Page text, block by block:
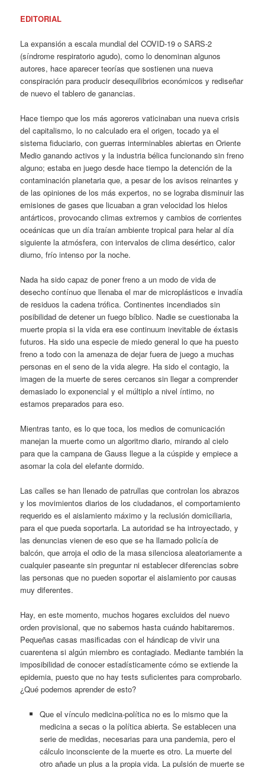
EDITORIAL
La expansión a escala mundial del COVID-19 o SARS-2
(síndrome respiratorio agudo), como lo denominan algunos
autores, hace aparecer teorías que sostienen una nueva
conspiración para producir desequilibrios económicos y rediseñar
de nuevo el tablero de ganancias.
Hace tiempo que los más agoreros vaticinaban una nueva crisis
del capitalismo, lo no calculado era el origen, tocado ya el
sistema fiduciario, con guerras interminables abiertas en Oriente
Medio ganando activos y la industria bélica funcionando sin freno
alguno; estaba en juego desde hace tiempo la detención de la
contaminación planetaria que, a pesar de los avisos reinantes y
de las opiniones de los más expertos, no se lograba disminuir las
emisiones de gases que licuaban a gran velocidad los hielos
antárticos, provocando climas extremos y cambios de corrientes
oceánicas que un día traían ambiente tropical para helar al día
siguiente la atmósfera, con intervalos de clima desértico, calor
diurno, frío intenso por la noche.
Nada ha sido capaz de poner freno a un modo de vida de
desecho contínuo que llenaba el mar de microplásticos e invadía
de residuos la cadena trófica. Continentes incendiados sin
posibilidad de detener un fuego bíblico. Nadie se cuestionaba la
muerte propia si la vida era ese continuum inevitable de éxtasis
futuros. Ha sido una especie de miedo general lo que ha puesto
freno a todo con la amenaza de dejar fuera de juego a muchas
personas en el seno de la vida alegre. Ha sido el contagio, la
imagen de la muerte de seres cercanos sin llegar a comprender
demasiado lo exponencial y el múltiplo a nivel íntimo, no
estamos preparados para eso.
Mientras tanto, es lo que toca, los medios de comunicación
manejan la muerte como un algoritmo diario, mirando al cielo
para que la campana de Gauss llegue a la cúspide y empiece a
asomar la cola del elefante dormido.
Las calles se han llenado de patrullas que controlan los abrazos
y los movimientos diarios de los ciudadanos, el comportamiento
requerido es el aislamiento máximo y la reclusión domiciliaria,
para el que pueda soportarla. La autoridad se ha introyectado, y
las denuncias vienen de eso que se ha llamado policía de
balcón, que arroja el odio de la masa silenciosa aleatoriamente a
cualquier paseante sin preguntar ni establecer diferencias sobre
las personas que no pueden soportar el aislamiento por causas
muy diferentes.
Hay, en este momento, muchos hogares excluidos del nuevo
orden provisional, que no sabemos hasta cuándo habitaremos.
Pequeñas casas masificadas con el hándicap de vivir una
cuarentena si algún miembro es contagiado. Mediante también la
imposibilidad de conocer estadísticamente cómo se extiende la
epidemia, puesto que no hay tests suficientes para comprobarlo.
¿Qué podemos aprender de esto?
Que el vínculo medicina-política no es lo mismo que la
medicina a secas o la política abierta. Se establecen una
serie de medidas, necesarias para una pandemia, pero el
cálculo inconsciente de la muerte es otro. La muerte del
otro añade un plus a la propia vida. La pulsión de muerte se